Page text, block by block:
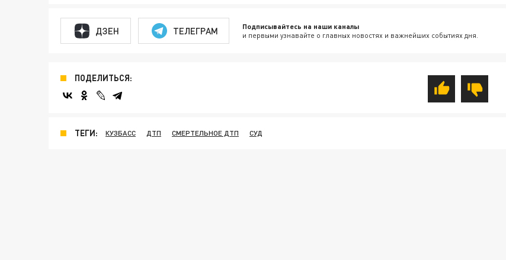
ДЗЕН ТЕЛЕГРАМ Подписывайтесь на наши каналы
и первыми узнавайте о главных новостях и важнейших событиях дня.
ПОДЕЛИТЬСЯ:
ТЕГИ: КУЗБАСС ДТП СМЕРТЕЛЬНОЕ ДТП СУД